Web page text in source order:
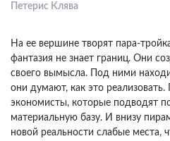
Петерис Клява
На ее вершине творят пара-
фантазия не знает границ. Они
своего вымысла. Под ними
они думают, как это
экономисты, которые подводят
материальную базу. И внизу
новой реальности слабые места,